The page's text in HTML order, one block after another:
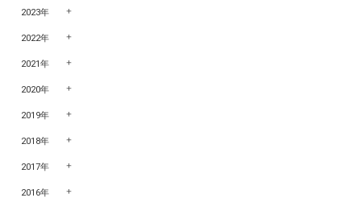
2023年
2022年
2021年
2020年
2019年
2018年
2017年
2016年